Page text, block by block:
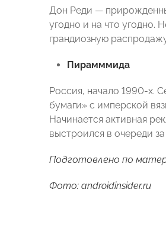
Дон Реди —
угодно и на что угодно.
грандиозную
Пирамммида
Россия, начало 1990-х.
бумаги» с имперской
Начинается активная
выстроился в очереди
Подготовлено по
Фото: androidinsider.ru